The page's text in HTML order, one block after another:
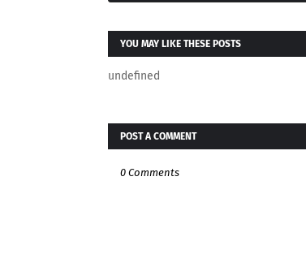
YOU MAY LIKE THESE POSTS
undefined
POST A COMMENT
0 Comments